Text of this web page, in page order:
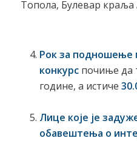
Топола, Булевар краља
Рок за подношење
конкурспочиње да
године, а истиче
Лице које је
обавештења о